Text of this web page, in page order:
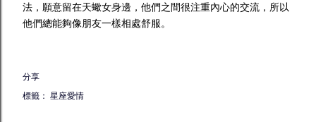
法，願意留在天蠍女身邊，他們之間很注重內心的交流，所以
他們總能夠像朋友一樣相處舒服。
分享
標籤： 星座愛情